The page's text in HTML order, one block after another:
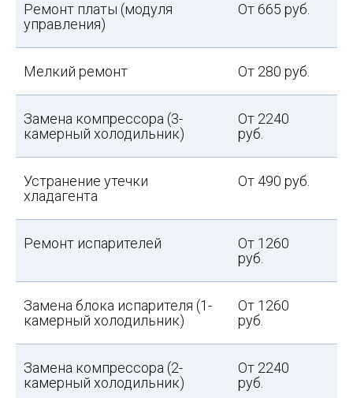
Ремонт платы (модуля
управления)
От 665 руб.
Мелкий ремонт От 280 руб.
Замена компрессора (3-
камерный холодильник)
От 2240
руб.
Устранение утечки
хладагента
От 490 руб.
Ремонт испарителей
От 1260
руб.
Замена блока испарителя (1-
камерный холодильник)
От 1260
руб.
Замена компрессора (2-
камерный холодильник)
От 2240
руб.